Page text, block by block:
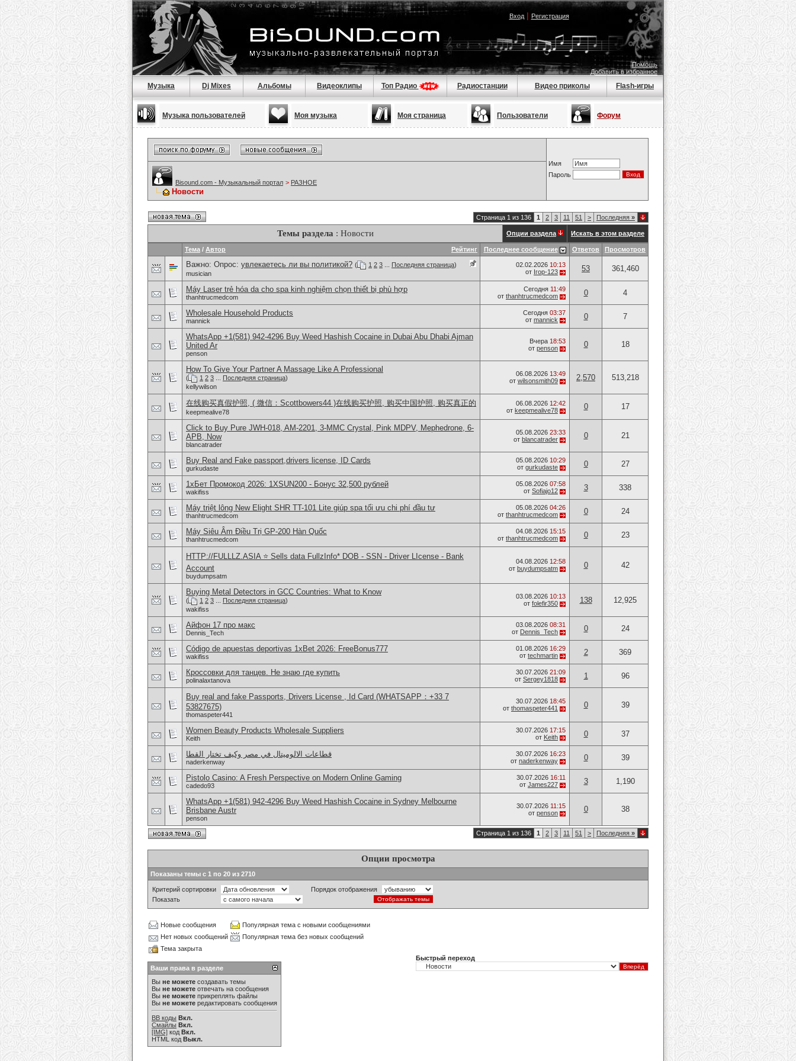
Вход| Регистрация
Помощь
Добавить в избранное
Музыка Dj Mixes Альбомы Видеоклипы Топ Радио Радиостанции Видео приколы Flash-игры
Музыка пользователей Моя музыка Моя страница Пользователи Форум
Имя
Пароль
Bisound.com - Музыкальный портал > РАЗНОЕ
Новости
Страница 1 из 136 1 2 3 11 51 > Последняя »
Темы раздела : Новости Опции раздела Искать в этом разделе
Рейтинг
Тема / Автор Последнее сообщение Ответов Просмотров
Важно: Опрос: увлекаетесь ли вы политикой? ( 1 2 3 Последняя страница)
musician
02.02.2026 10:13
от Ігор-123 53 361,460
Máy Laser trẻ hóa da cho spa kinh nghiệm chọn thiết bị phù hợp
thanhtrucmedcom
Сегодня 11:49
от thanhtrucmedcom 0 4
Wholesale Household Products
mannick
Сегодня 03:37
от mannick 0 7
WhatsApp +1(581) 942-4296 Buy Weed Hashish Cocaine in Dubai Abu Dhabi Ajman
United Ar
penson
Вчера 18:53
от penson 0 18
How To Give Your Partner A Massage Like A Professional
( 1 2 3 Последняя страница)
kellywilson
06.08.2026 13:49
от wilsonsmith09 2,570 513,218
在线购买真假护照, ( 微信：Scottbowers44 )在线购买护照, 购买中国护照, 购买真正的
keepmealive78
06.08.2026 12:42
от keepmealive78 0 17
Click to Buy Pure JWH-018, AM-2201, 3-MMC Crystal, Pink MDPV, Mephedrone, 6-
APB, Now
blancatrader
05.08.2026 23:33
от blancatrader 0 21
Buy Real and Fake passport,drivers license, ID Cards
gurkudaste
05.08.2026 10:29
от gurkudaste 0 27
1хБет Промокод 2026: 1XSUN200 - Бонус 32,500 рублей
wakifiss
05.08.2026 07:58
от Sofiajo12 3 338
Máy triệt lông New Elight SHR TT-101 Lite giúp spa tối ưu chi phí đầu tư
thanhtrucmedcom
05.08.2026 04:26
от thanhtrucmedcom 0 24
Máy Siêu Âm Điều Trị GP-200 Hàn Quốc
thanhtrucmedcom
04.08.2026 15:15
от thanhtrucmedcom 0 23
HTTP://FULLLZ.ASIA ⭐️ Sells data FullzInfo* DOB - SSN - Driver LIcense - Bank
Account
buydumpsatm
04.08.2026 12:58
от buydumpsatm 0 42
Buying Metal Detectors in GCC Countries: What to Know
( 1 2 3 Последняя страница)
wakifiss
03.08.2026 10:13
от folefir350 138 12,925
Айфон 17 про макс
Dennis_Tech
03.08.2026 08:31
от Dennis_Tech 0 24
Código de apuestas deportivas 1xBet 2026: FreeBonus777
wakifiss
01.08.2026 16:29
от techmartin 2 369
Кроссовки для танцев. Не знаю где купить
polinalaxtanova
30.07.2026 21:09
от Sergey1818 1 96
Buy real and fake Passports, Drivers License , Id Card (WHATSAPP：+33 7
53827675)
thomaspeter441
30.07.2026 18:45
от thomaspeter441 0 39
Women Beauty Products Wholesale Suppliers
Keith
30.07.2026 17:15
от Keith 0 37
قطاعات الالوميتال في مصر وكيف تختار القطا
naderkenway
30.07.2026 16:23
от naderkenway 0 39
Pistolo Casino: A Fresh Perspective on Modern Online Gaming
cadedo93
30.07.2026 16:11
от James227 3 1,190
WhatsApp +1(581) 942-4296 Buy Weed Hashish Cocaine in Sydney Melbourne
Brisbane Austr
penson
30.07.2026 11:15
от penson 0 38
Страница 1 из 136 1 2 3 11 51 > Последняя »
Опции просмотра
Показаны темы с 1 по 20 из 2710
Критерий сортировки
Порядок отображения
Показать
Новые сообщения
Популярная тема с новыми сообщениями
Нет новых сообщений
Популярная тема без новых сообщений
Тема закрыта
Ваши права в разделе
Вы не можете создавать темы
Вы не можете отвечать на сообщения
Вы не можете прикреплять файлы
Вы не можете редактировать сообщения
BB коды Вкл.
Смайлы Вкл.
[IMG] код Вкл.
HTML код Выкл.
Быстрый переход